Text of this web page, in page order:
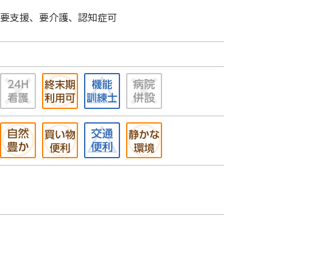
要支援、要介護、認知症可